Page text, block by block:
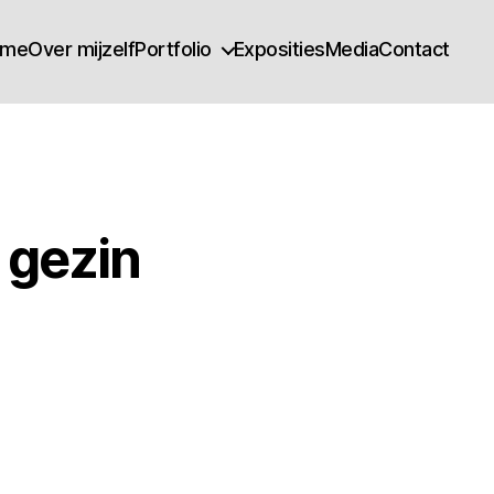
Over mijzelfPortfolio ExpositiesMediaContact